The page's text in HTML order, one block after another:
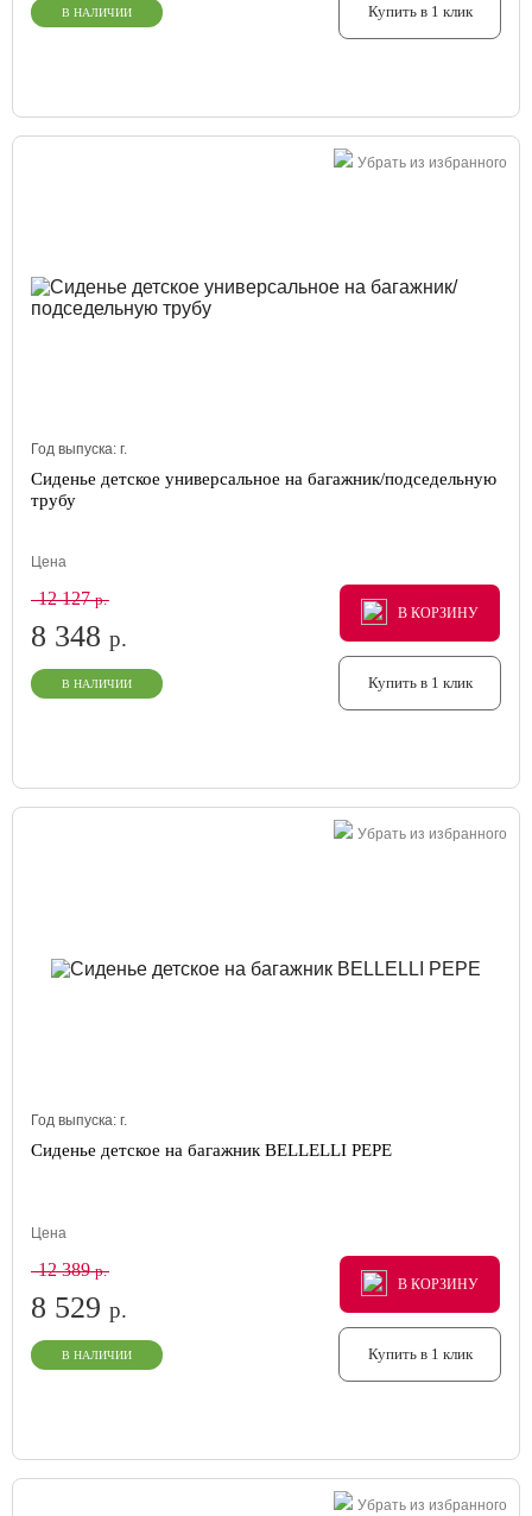
В НАЛИЧИИ Купить в 1 клик
Убрать из избранного
Год выпуска: г.
Сиденье детское универсальное на багажник/подседельную
трубу
Цена
12 127р.
8 348 р.
В НАЛИЧИИ
В КОРЗИНУ
В КОРЗИНУ
В КОРЗИНУ
Купить в 1 клик
Убрать из избранного
Год выпуска: г.
Сиденье детское на багажник BELLELLI PEPE
Цена
12 389р.
8 529 р.
В НАЛИЧИИ
В КОРЗИНУ
В КОРЗИНУ
В КОРЗИНУ
Купить в 1 клик
Убрать из избранного